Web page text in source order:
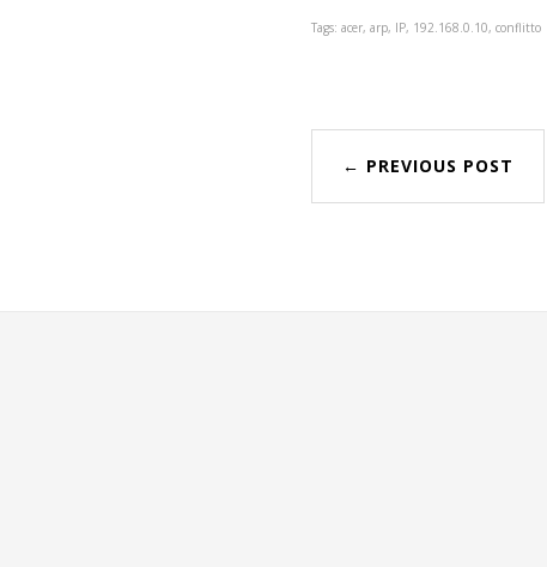
Tags: acer, arp, IP, 192.168.0.10, conflitto
← PREVIOUS POST